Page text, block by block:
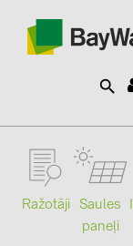
SOLAR-PLANIT
Ražotāji
Saules
paneļi